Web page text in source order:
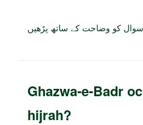
کو وضاحت کے ساتھ پڑھیں
Ghazwa-e-Badr
hijrah?